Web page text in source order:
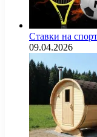
Ставки на
09.04.2026